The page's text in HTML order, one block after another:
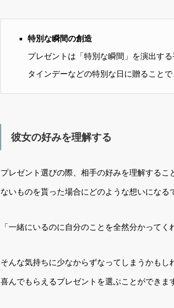
特別な瞬間の創造
プレゼントは「特別な瞬間」を演出す
タインデーなどの特別な日に贈ること
彼女の好みを理解する
プレゼント選びの際、相手の好みを理解する
ないものを貰った場合にどのような想いになる
「一緒にいるのに自分のことを全然分かってく
そんな気持ちに少なからずなってしまうかも
喜んでもらえるプレゼントを選ぶことができま